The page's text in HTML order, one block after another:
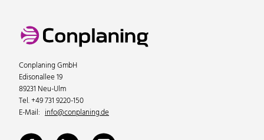
Conplaning GmbH
Edisonallee 19
89231 Neu-Ulm
Tel. +49 731 9220-150
E-Mail: info@conplaning.de